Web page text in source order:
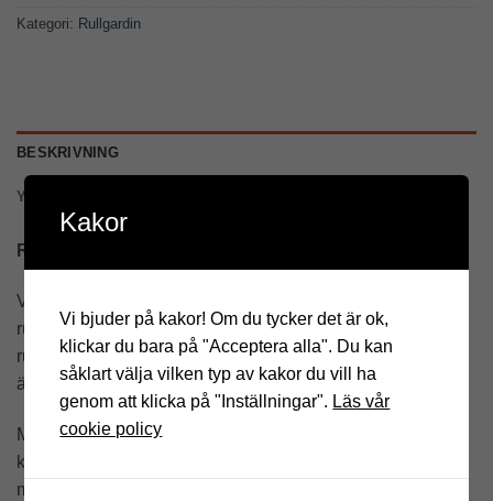
Kategori: Rullgardin
BESKRIVNING
YTTERLIGARE INFORMATION
Rullgardin
Vi tillverkar efter mått som ni har beställt. Skall ni ha
rullgardinen i en nisch så är det lämpligt att beställa
rullgardinen 5 mm mindre än nischens bredd. Höjdmåttet
är faktisk höjd.
Modellen kan fås med eller utan kassett. Om ni har valt
kassett kan ni välja till sidoskenor för att anpassa för
mörkläggning. Insydd underlist i plast kan väljas utan
Kakor
Vi bjuder på kakor! Om du tycker det är ok,
klickar du bara på "Acceptera alla". Du kan
såklart välja vilken typ av kakor du vill ha
genom att klicka på "Inställningar". Läs vår
cookie policy